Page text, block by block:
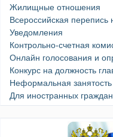
Жилищные отношения
Всероссийская перепись
Уведомления
Контрольно-счетная
Онлайн голосования и
Конкурс на должность
Неформальная
Для иностранных граждан